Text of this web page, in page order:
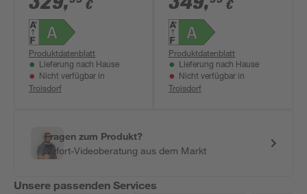
€
Produktdatenblatt
Lieferung nach Hause
Nicht verfügbar in
Troisdorf
€
Produktdatenblatt
Lieferung nach Hause
Nicht verfügbar in
Troisdorf
Fragen zum Produkt?
Sofort-Videoberatung aus dem Markt
Unsere passenden Services